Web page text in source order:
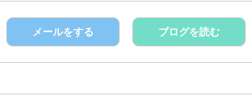
メールをする ブログを読む